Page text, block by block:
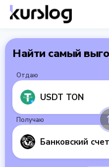
Найти самый
Отдаю
USDT TON
Получаю